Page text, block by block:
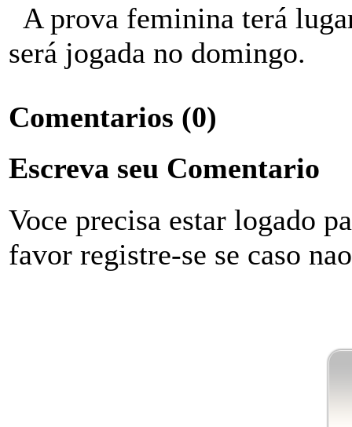
A prova feminina terá
será jogada no domingo.
Comentarios (0)
Escreva seu Comentario
Voce precisa estar logado
favor registre-se se caso